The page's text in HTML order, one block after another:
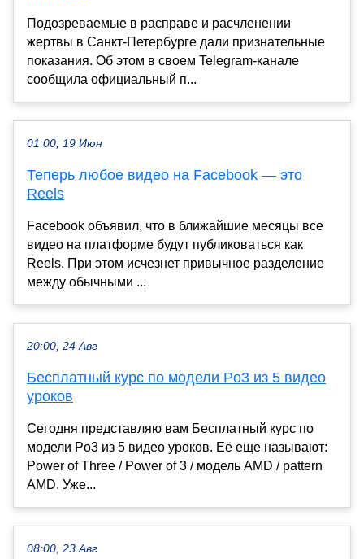
Подозреваемые в расправе и расчленении
жертвы в Санкт-Петербурге дали признательные
показания. Об этом в своем Telegram-канале
сообщила официальный п...
01:00, 19 Июн
Теперь любое видео на Facebook — это
Reels
Facebook объявил, что в ближайшие месяцы все
видео на платформе будут публиковаться как
Reels. При этом исчезнет привычное разделение
между обычными ...
20:00, 24 Авг
Бесплатный курс по модели Po3 из 5 видео
уроков
Сегодня представляю вам Бесплатный курс по
модели Po3 из 5 видео уроков. Её еще называют:
Power of Three / Power of 3 / модель AMD / pattern
AMD. Уже...
08:00, 23 Авг